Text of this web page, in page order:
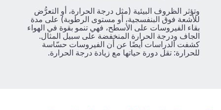
وتؤثر الظروف البيئية (مثل درجة الحرارة، أو التعرُّض
للأشعة فوق البنفسجية، أو مستوى الرطوبة) على مدة
بقاء الفيروسات على الأسطح، فهي تنمو بقوة في الهواء
الجاف ودرجة الحرارة المنخفضة على سبيل المثال.
كشفت الدراسات أيضًا عن أن الفيروسات حسّاسة
للحرارة: تقل دورة حياتها مع زيادة درجة الحرارة.